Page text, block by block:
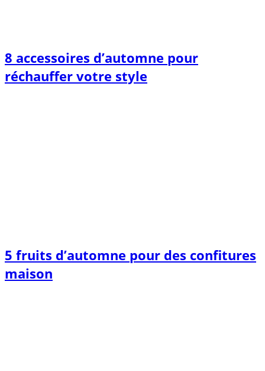
8 accessoires d’automne pour
réchauffer votre style
5 fruits d’automne pour des confitures
maison